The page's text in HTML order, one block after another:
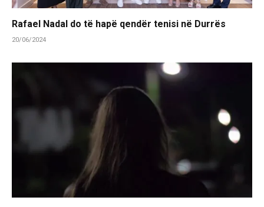
Rafael Nadal do të hapë qendër tenisi në Durrës
20/06/2024